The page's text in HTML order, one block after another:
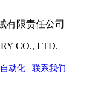
有限责任公司
CO., LTD.
动化 联系我们